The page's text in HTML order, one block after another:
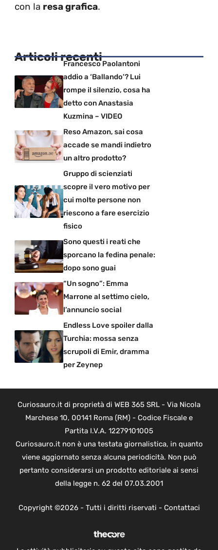
con la resa grafica.
Articoli recentiFrancesco Paolantoni
addio a ‘Ballando’? Lui
rompe il silenzio, cosa ha
detto con Anastasia
Kuzmina – VIDEO
Reso Amazon, sai cosa
accade se mandi indietro
un altro prodotto?
Gruppo di scienziati
scopre il vero motivo per
cui molte persone non
riescono a fare esercizio
fisico
Sono questi i reati che
sporcano la fedina penale:
dopo sono guai
“Un sogno”: Emma
Marrone al settimo cielo,
l’annuncio social
Endless Love spoiler dalla
Turchia: mossa senza
scrupoli di Emir, dramma
per Zeynep
Curiosauro.it di proprietà di WEB 365 SRL - Via Nicola
Marchese 10, 00141 Roma (RM) - Codice Fiscale e
Partita I.V.A. 12279101005
Curiosauro.it non è una testata giornalistica, in quanto
viene aggiornato senza alcuna periodicità. Non può
pertanto considerarsi un prodotto editoriale ai sensi
della legge n. 62 del 07.03.2001
Copyright ©2026 - Tutti i diritti riservati - Contattaci